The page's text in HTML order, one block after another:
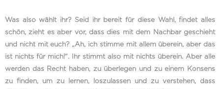
Was also wählt ihr? Seid ihr bereit für diese Wahl, findet alles
schön, zieht es aber vor, dass dies mit dem Nachbar geschieht
und nicht mit euch? „Ah, ich stimme mit allem überein, aber das
ist nichts für mich!“. Ihr stimmt also mit nichts überein. Aber alle
werden das Recht haben, zu überlegen und zu einem Konsens
zu finden, um zu lernen, loszulassen und zu verstehen, dass